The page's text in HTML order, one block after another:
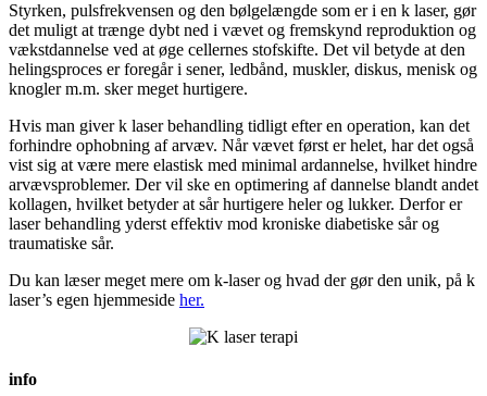
Styrken, pulsfrekvensen og den bølgelængde som er i en k laser, gør
det muligt at trænge dybt ned i vævet og fremskynd reproduktion og
vækstdannelse ved at øge cellernes stofskifte. Det vil betyde at den
helingsproces er foregår i sener, ledbånd, muskler, diskus, menisk og
knogler m.m. sker meget hurtigere.
Hvis man giver k laser behandling tidligt efter en operation, kan det
forhindre ophobning af arvæv. Når vævet først er helet, har det også
vist sig at være mere elastisk med minimal ardannelse, hvilket hindre
arvævsproblemer. Der vil ske en optimering af dannelse blandt andet
kollagen, hvilket betyder at sår hurtigere heler og lukker. Derfor er
laser behandling yderst effektiv mod kroniske diabetiske sår og
traumatiske sår.
Du kan læser meget mere om k-laser og hvad der gør den unik, på k
laser’s egen hjemmeside her.
info